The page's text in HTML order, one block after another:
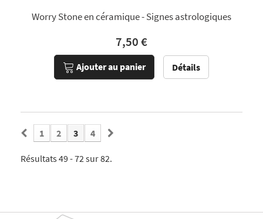
Worry Stone en céramique - Signes astrologiques
7,50 €
Ajouter au panier Détails
1 2 3 4
Résultats 49 - 72 sur 82.